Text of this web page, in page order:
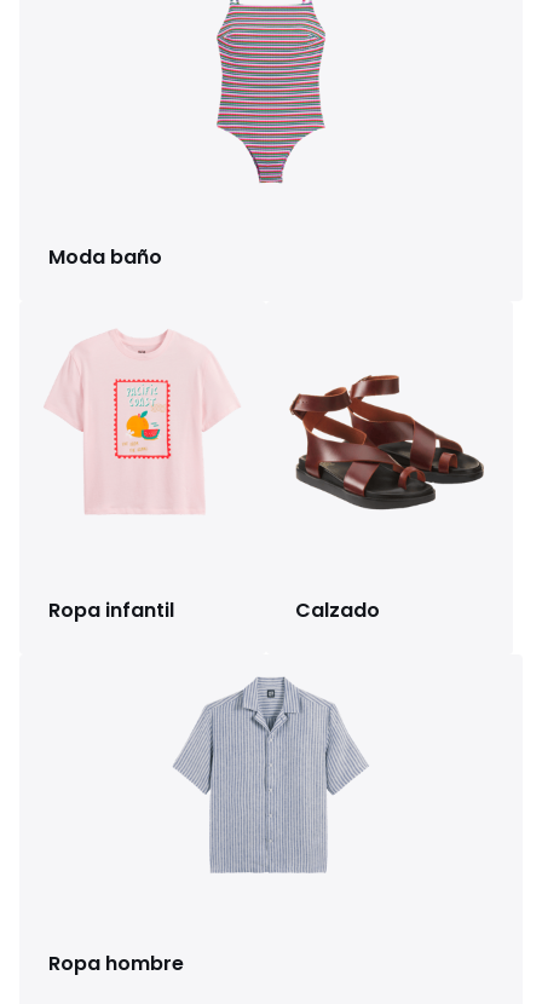
Moda baño
Ropa infantil Calzado
Ropa hombre